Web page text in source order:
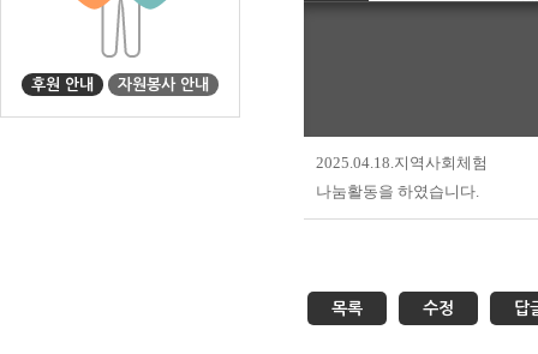
후원 안내 자원봉사 안내
2025.04.18.지역사회체험
나눔활동을 하였습니다.
목록 수정 답